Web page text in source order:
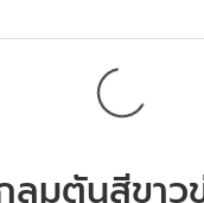
ลมตันสีขาว